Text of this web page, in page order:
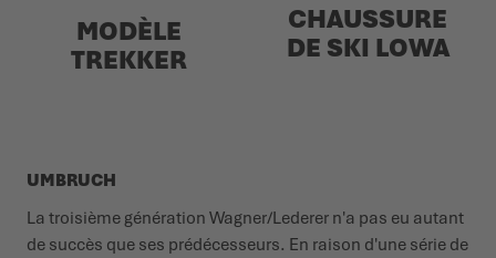
MODÈLE
TREKKER
CHAUSSURE
DE SKI LOWA
UMBRUCH
La troisième génération Wagner/Lederer n'a pas eu autant
de succès que ses prédécesseurs. En raison d'une série de